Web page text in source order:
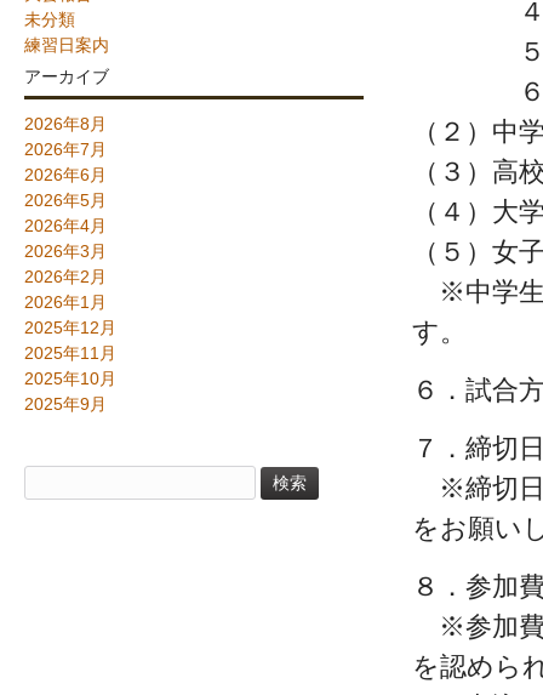
４年
５年
６年
（２）中
（３）
（４）
（５）
※中学生
す。
６．試合
７．締切
※締切日
をお願い
８．参加
※参加費
を認めら
未分類
練習日案内
アーカイブ
2026年8月
2026年7月
2026年6月
2026年5月
2026年4月
2026年3月
2026年2月
2026年1月
2025年12月
2025年11月
2025年10月
2025年9月
索: